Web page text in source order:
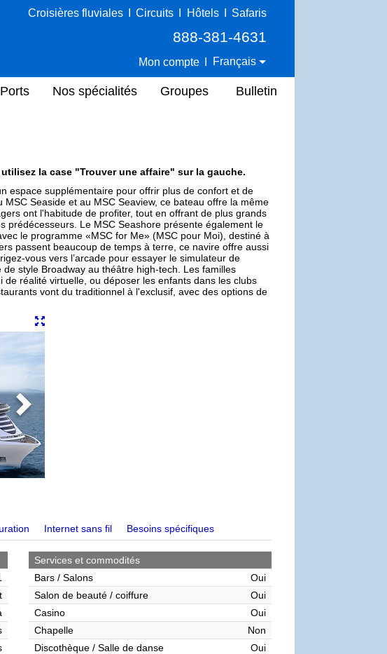
Croisières fluviales Circuits Hôtels Safaris
888-381-4631
Mon compte Français
Ports Nos spécialités Groupes Bulletin
la case "Trouver une affaire" sur la gauche.
espace supplémentaire pour offrir plus de confort et de
Seaside et au MSC Seaview, ce bateau offre la même
ont l'habitude de profiter, tout en offrant de plus grands
prédécesseurs. Le MSC Seashore présente également le
le programme «MSC for Me» (MSC pour Moi), destiné à
passent beaucoup de temps à terre, ce navire offre aussi
vous vers l’arcade pour essayer le simulateur de
style Broadway au théâtre high-tech. Les familles
réalité virtuelle, ou déposer les enfants dans les clubs
vont du traditionnel à l'exclusif, avec des options de
Next
Internet sans fil Besoins spécifiques
Services et commodités
Bars / Salons
Oui
Salon de beauté / coiffure
Oui
Casino
Oui
Chapelle
Non
Discothèque / Salle de danse
Oui